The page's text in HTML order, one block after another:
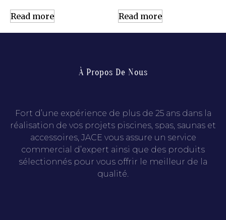
Read more Read more
À Propos De Nous
Fort d’une expérience de plus de 25 ans dans la
réalisation de vos projets piscines, spas, saunas et
accessoires, JACE vous assure un service
commercial d’expert ainsi que des produits
sélectionnés pour vous offrir le meilleur de la
qualité.